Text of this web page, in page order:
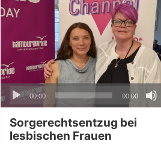
Audio-
Player
00:00 00:00
Sorgerechtsentzug bei
lesbischen Frauen